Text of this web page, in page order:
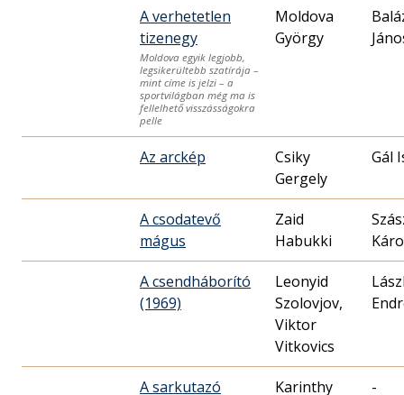
A verhetetlen
tizenegy
Moldova egyik legjobb,
legsikerültebb szatírája –
mint címe is jelzi – a
sportvilágban még ma is
fellelhető visszásságokra
pelle
Moldova
György
Az arckép
Csiky
Gergely
Gál
A csodatevő
mágus
Zaid
Habukki
A csendháborító
(1969)
Leonyid
Szolovjov,
Viktor
Vitkovics
A sarkutazó Karinthy -